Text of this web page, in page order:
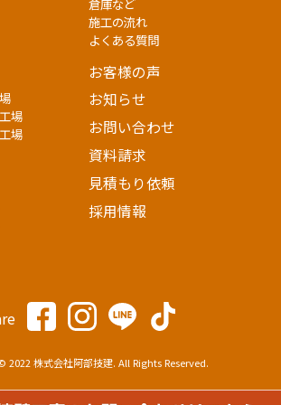
倉庫など
施工の流れ
よくある質問
場
場
お客様の声
お知らせ
お問い合わせ
資料請求
見積もり依頼
採用情報
株式会社阿部技建. All Rights Reserved.